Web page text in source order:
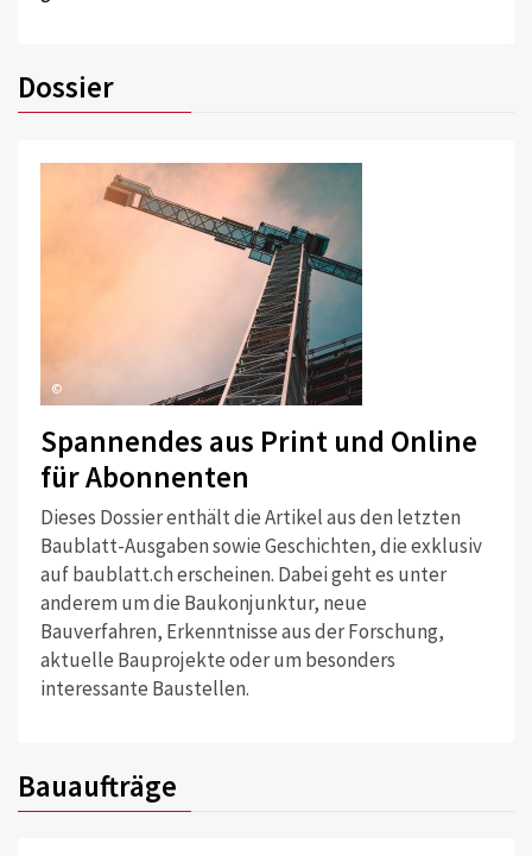
Dossier
©
Spannendes aus Print und Online
für Abonnenten
Dieses Dossier enthält die Artikel aus den letzten
Baublatt-Ausgaben sowie Geschichten, die exklusiv
auf baublatt.ch erscheinen. Dabei geht es unter
anderem um die Baukonjunktur, neue
Bauverfahren, Erkenntnisse aus der Forschung,
aktuelle Bauprojekte oder um besonders
interessante Baustellen.
Bauaufträge